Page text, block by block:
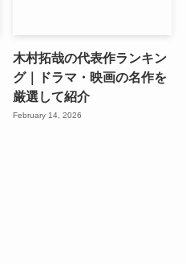
木村拓哉の代表作ランキン
グ｜ドラマ・映画の名作を
厳選して紹介
February 14, 2026